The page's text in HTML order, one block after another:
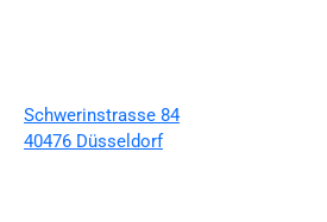
Schwerinstrasse 84
40476 Düsseldorf